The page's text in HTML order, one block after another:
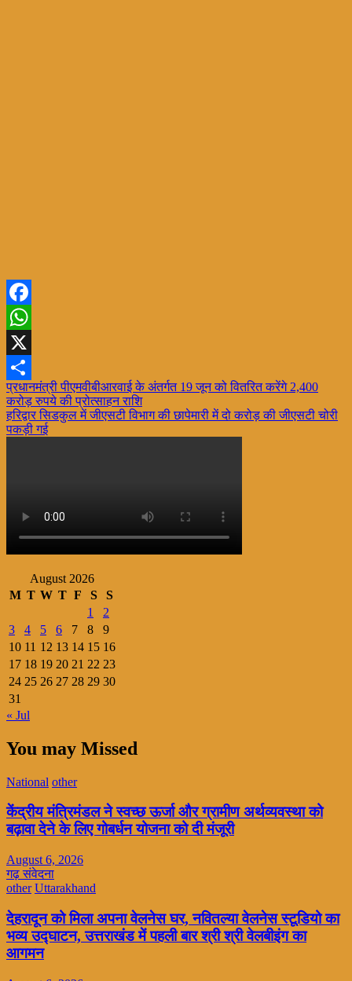
Facebook
WhatsApp
X
Share
Post
navigation
प्रधानमंत्री पीएमवीबीआरवाई के अंतर्गत 19 जून को वितरित करेंगे 2,400
करोड़ रुपये की प्रोत्साहन राशि
हरिद्वार सिडकुल में जीएसटी विभाग की छापेमारी में दो करोड़ की जीएसटी चोरी
पकड़ी गई
August 2026
M T W T F S
S
1
2
3
4 5 6 7 8
9
10 11 12 13 14 15 16
17 18 19 20 21 22 23
24 25 26 27 28 29 30
31
« Jul
You may Missed
National other
केंद्रीय मंत्रिमंडल ने स्वच्छ ऊर्जा और ग्रामीण अर्थव्यवस्था को
बढ़ावा देने के लिए गोबर्धन योजना को दी मंजूरी
August 6, 2026
गढ़ संवेदना
other Uttarakhand
देहरादून को मिला अपना वेलनेस घर, नवितल्या वेलनेस स्टूडियो का
भव्य उद्घाटन, उत्तराखंड में पहली बार श्री श्री वेलबीइंग का
आगमन